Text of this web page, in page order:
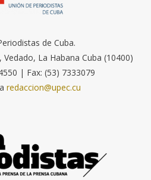
de Cuba.
La Habana Cuba (10400)
| Fax: (53) 7333079
redaccion@upec.cu